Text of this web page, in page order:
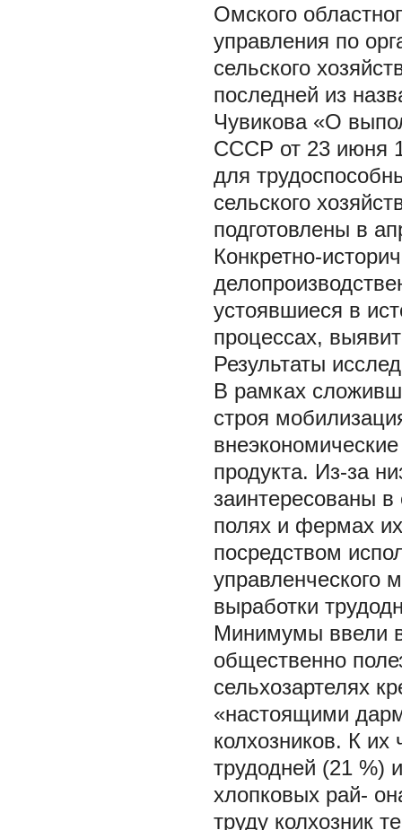
Омского
управления по
сельского
последней из
Чувикова «О
СССР от 23 июня
для
сельского
подготовлены в
Конкретно-
устоявшиеся в
процессах,
Результаты
В рамках
строя
продукта. Из-за
заинтересованы в
полях и фермах
посредством
управленческого
выработки
Минимумы ввели
общественно
сельхозартелях
«настоящими
колхозников. К их
трудодней (21 %)
хлопковых рай-
труду колхозник